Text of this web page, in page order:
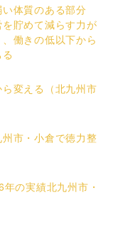
い体質のある部分
貯めて減らす力が
働きの低以下から
ら変える（北九州市
州市・小倉で徳力整
の実績北九州市・